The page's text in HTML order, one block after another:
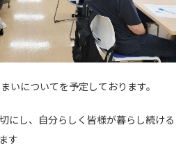
いについてを予定しております。
にし、自分らしく皆様が暮らし続ける
す